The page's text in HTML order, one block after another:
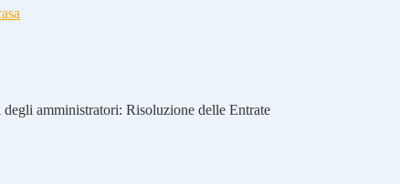
amministratori: Risoluzione delle Entrate